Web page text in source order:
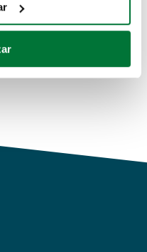
activamente
específicas (huellas
cómo se procesan sus
del sitio web con
publicidad y análisis